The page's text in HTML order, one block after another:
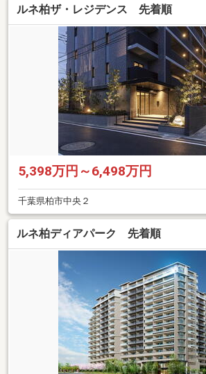
ルネ柏ザ・レジデンス 先着順
5,398万円～6,498万円
千葉県柏市中央２
ルネ柏ディアパーク 先着順